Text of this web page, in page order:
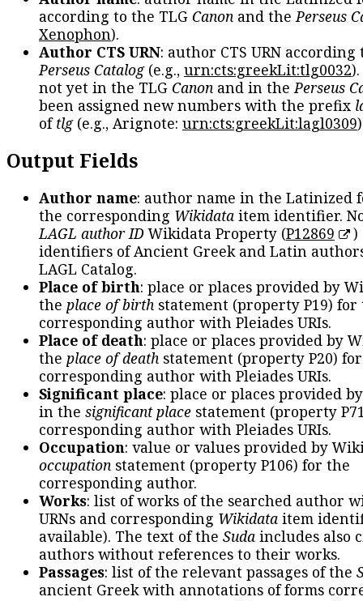
according to the TLG Canon and thePerseus
Xenophon).
Author CTS URN: author CTS URN according
Perseus Catalog(e.g., urn:cts:greekLit:tlg0032
not yet in the TLG Canon and in thePerseus
been assigned new numbers with the prefix
oftlg(e.g., Arignote: urn:cts:greekLit:lagl0309
Output Fields
Author name: author name in the Latinized
the corresponding Wikidata item identifier.
LAGL author IDWikidata Property (P12869
)
identifiers of Ancient Greek and Latin
LAGL Catalog.
Place of birth: place or places provided by
the place of birth statement (property P19) for
corresponding author with Pleiades URIs.
Place of death: place or places provided by
the place of death statement (property P20)
corresponding author with Pleiades URIs.
Significant place: place or places provided
in the significant place statement (property
corresponding author with Pleiades URIs.
Occupation: value or values provided by
occupation statement (property P106) for the
corresponding author.
Works: list of works of the searched author
URNs and corresponding Wikidata item
available). The text of the Suda includes also
authors without references to their works.
Passages: list of the relevant passages of the
ancient Greek with annotations of forms